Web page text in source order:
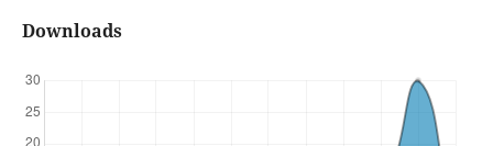
Downloads